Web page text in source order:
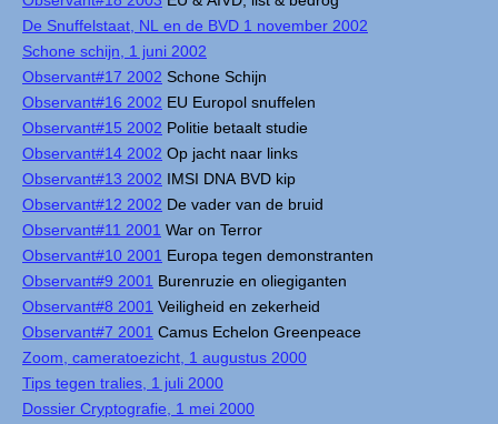
De Snuffelstaat, NL en de BVD 1 november 2002
Schone schijn, 1 juni 2002
Observant#17 2002 Schone Schijn
Observant#16 2002 EU Europol snuffelen
Observant#15 2002 Politie betaalt studie
Observant#14 2002 Op jacht naar links
Observant#13 2002 IMSI DNA BVD kip
Observant#12 2002 De vader van de bruid
Observant#11 2001 War on Terror
Observant#10 2001 Europa tegen demonstranten
Observant#9 2001 Burenruzie en oliegiganten
Observant#8 2001 Veiligheid en zekerheid
Observant#7 2001 Camus Echelon Greenpeace
Zoom, cameratoezicht, 1 augustus 2000
Tips tegen tralies, 1 juli 2000
Dossier Cryptografie, 1 mei 2000